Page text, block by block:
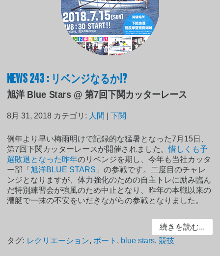
NEWS 243 : リベンジなるか!?
旭洋 Blue Stars @ 第7回下関カッターレース
8月 31, 2018 カテゴリ: 人間 |下関
例年より早い梅雨明けで記録的な猛暑となった7月15日、
第7回下関カッターレースが開催されました。惜しくも予
選敗退となった昨年のリベンジを期し、今年も当社カッタ
ー部「 旭洋BLUE STARS 」の参戦です。二度目のチャレ
ンジとなりますが、体力強化のための自主トレに励み臨ん
だ特別練習会が強風のため中止となり、昨年の本戦以来の
漕艇で一抹の不安をいだきながらの参戦となりました。
続きを読む...
タグ: レクリエーション, ボート , blue stars,競技